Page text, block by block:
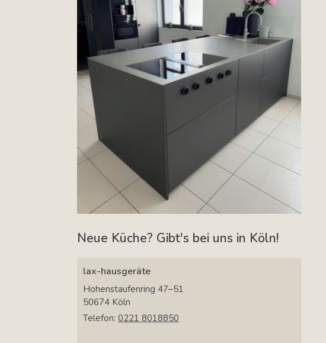
Neue Küche? Gibt's bei uns in Köln!
lax-hausgeräte
Hohenstaufenring 47–51
50674 Köln
Telefon: 0221 8018850